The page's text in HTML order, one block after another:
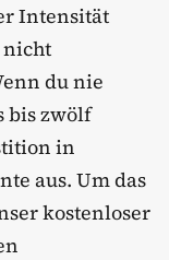
Intensität
nicht
du nie
bis zwölf
in
aus. Um das
kostenloser